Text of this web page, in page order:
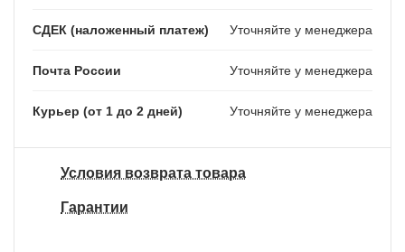
СДЕК (наложенный платеж) Уточняйте у менеджера
Почта России Уточняйте у менеджера
Курьер (от 1 до 2 дней) Уточняйте у менеджера
Условия возврата товара
Гарантии